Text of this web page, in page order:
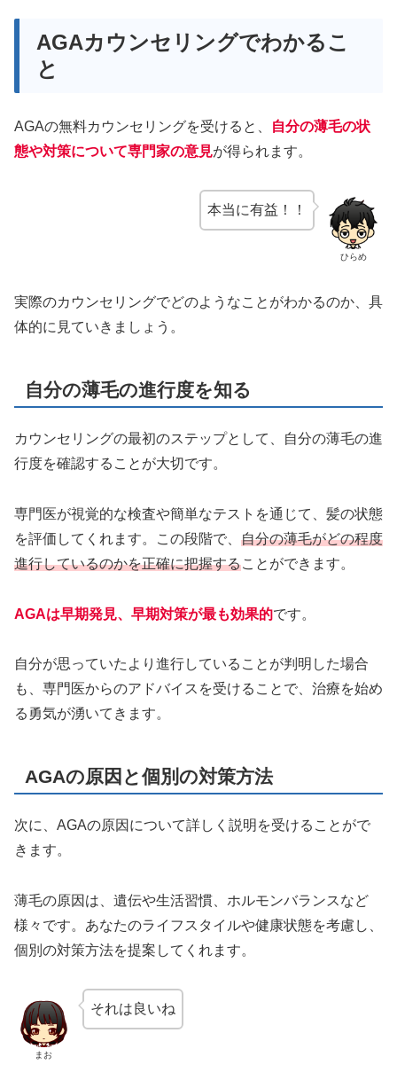
AGAカウンセリングでわかるこ
と
AGAの無料カウンセリングを受けると、
自分の薄毛の状
態や対策について専門家の意見が得られます。
ひらめ
本当に有益！！
実際のカウンセリングでどのようなことがわかるのか、具
体的に見ていきましょう。
自分の薄毛の進行度を知る
カウンセリングの最初のステップとして、自分の薄毛の進
行度を確認することが大切です。
専門医が視覚的な検査や簡単なテストを通じて、髪の状態
を評価してくれます。この段階で、 自分の薄毛がどの程度
進行しているのかを正確に把握することができます。
AGAは早期発見、早期対策が最も効果的です。
自分が思っていたより進行していることが判明した場合
も、専門医からのアドバイスを受けることで、治療を始め
る勇気が湧いてきます。
AGAの原因と個別の対策方法
次に、AGAの原因について詳しく説明を受けることがで
きます。
薄毛の原因は、遺伝や生活習慣、ホルモンバランスなど
様々です。あなたのライフスタイルや健康状態を考慮し、
個別の対策方法を提案してくれます。
まお
それは良いね